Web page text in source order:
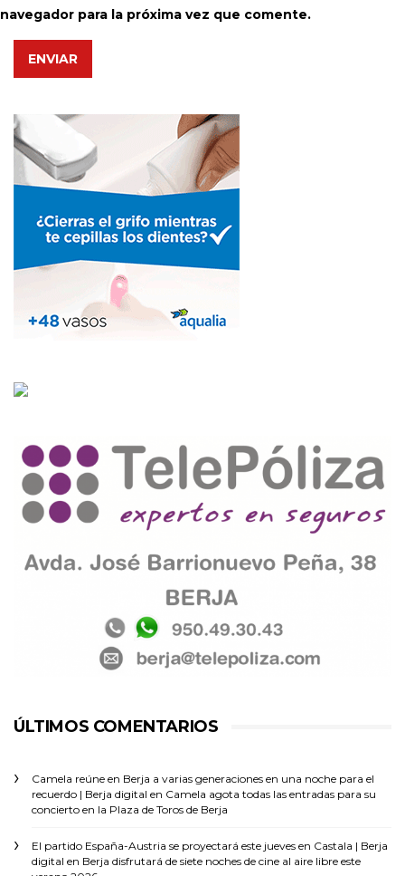
navegador para la próxima vez que comente.
ENVIAR
ÚLTIMOS COMENTARIOS
Camela reúne en Berja a varias generaciones en una noche para el
recuerdo | Berja digital en Camela agota todas las entradas para su
concierto en la Plaza de Toros de Berja
El partido España-Austria se proyectará este jueves en Castala | Berja
digital en Berja disfrutará de siete noches de cine al aire libre este